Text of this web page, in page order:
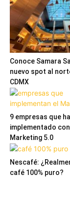
Conoce Samara
nuevo spot al
CDMX
9 empresas que
implementado
Marketing 5.0
Nescafé:
café 100% puro?